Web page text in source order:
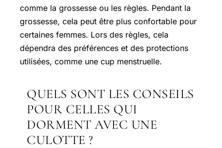
comme la grossesse ou les règles. Pendant la
grossesse, cela peut être plus confortable pour
certaines femmes. Lors des règles, cela
dépendra des préférences et des protections
utilisées, comme une cup menstruelle.
QUELS SONT LES CONSEILS
POUR CELLES QUI
DORMENT AVEC UNE
CULOTTE ?